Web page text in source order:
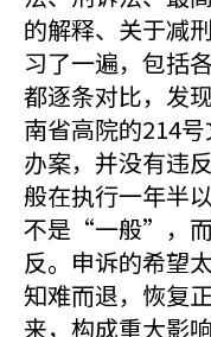
的解释、关于减
习了一遍，包括
都逐条对比，发
南省高院的214
办案，并没有违
般在执行一年半
不是“一般”，
反。申诉的希望
知难而退，恢复
来，构成重大影